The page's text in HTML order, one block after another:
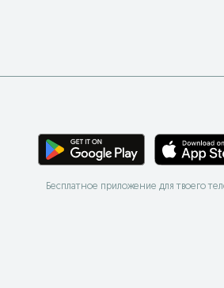
Бесплатное приложение для твоего